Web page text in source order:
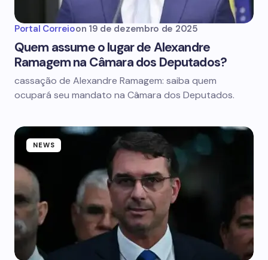
Portal Correioon 19 de dezembro de 2025
Quem assume o lugar de Alexandre
Ramagem na Câmara dos Deputados?
cassação de Alexandre Ramagem: saiba quem
ocupará seu mandato na Câmara dos Deputados.
NEWS